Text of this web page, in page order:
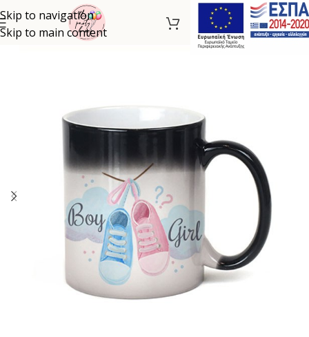
Skip to navigation
Skip to main content